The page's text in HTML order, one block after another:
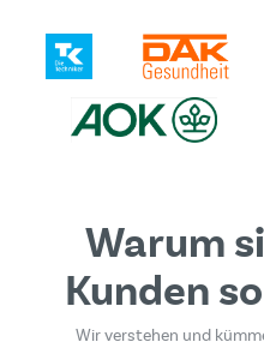
Dieses Formular ist durch
gelten die Google
Nutzungsbedingungen
Warum
Kunden
Wir verstehen und